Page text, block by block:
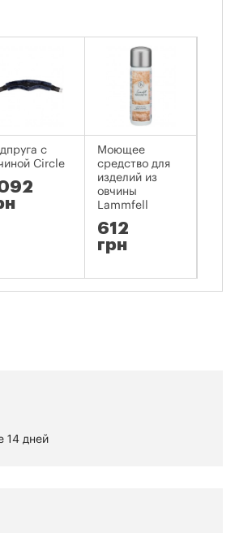
с
Circle
Моющее
средство для
изделий из
овчины
Lammfell
612
грн
14 дней